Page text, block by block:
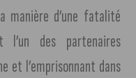
manière d’une fatalité
l’un des partenaires
et l’emprisonnant dans